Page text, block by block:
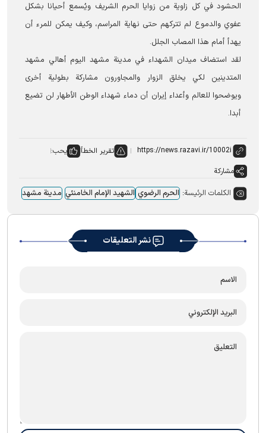
الحشود في کل زاویة من زوایا الحرم الشریف ويُسمع أحيانا بشكل
عفوي والدموع لم تتركهم حتى نهاية المراسم، وكيف يمكن للمرء أن
يهدأ أمام هذا المصاب الجلل.
لقد استضاف ميدان الشهداء في مدینة مشهد اليوم أهالي مشهد
المتدينين لكي يخلق الزوار والمجاورون مشاركة بطولية أخرى
ويوضحوا للعالم وأعداء إيران أن دماء شهداء الوطن الأطهار لن تضیع
أبدا.
تقرير الخطأ
يحب:
مشاركة
الكلمات الرئيسة: الحرم الرضوي الشهید الإمام الخامنئي مدینة مشهد
نشر التعليقات